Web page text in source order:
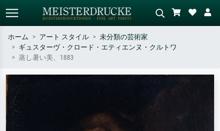
標準検索
– 例：モネ、星月夜、印象派、北
油絵、木のそばの立ち姿のヌー
ホーム アート スタイル
未分類の芸術家
ギュスターヴ・クロード・エティエンヌ・クルトワ
蒸し暑い美、1883